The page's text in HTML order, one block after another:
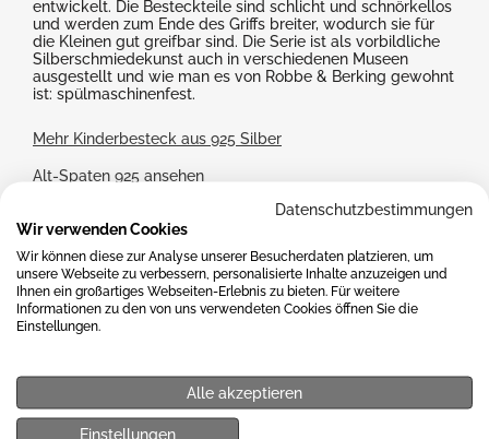
entwickelt. Die Besteckteile sind schlicht und schnörkellos
und werden zum Ende des Griffs breiter, wodurch sie für
die Kleinen gut greifbar sind. Die Serie ist als vorbildliche
Silberschmiedekunst auch in verschiedenen Museen
ausgestellt und wie man es von Robbe & Berking gewohnt
ist: spülmaschinenfest.
Mehr Kinderbesteck aus 925 Silber
Alt-Spaten 925 ansehen
Beratung
auf dem Herzen? Dann kontaktieren Sie uns gerne über das
beigefügte Kontaktformular. Wir werden uns schnellstmöglich
um Ihre Anfrage kümmern.
Datenschutzbestimmungen
Wir verwenden Cookies
Wir können diese zur Analyse unserer Besucherdaten platzieren, um
unsere Webseite zu verbessern, personalisierte Inhalte anzuzeigen und
Ihnen ein großartiges Webseiten-Erlebnis zu bieten. Für weitere
Informationen zu den von uns verwendeten Cookies öffnen Sie die
Einstellungen.
Alle akzeptieren
Einstellungen